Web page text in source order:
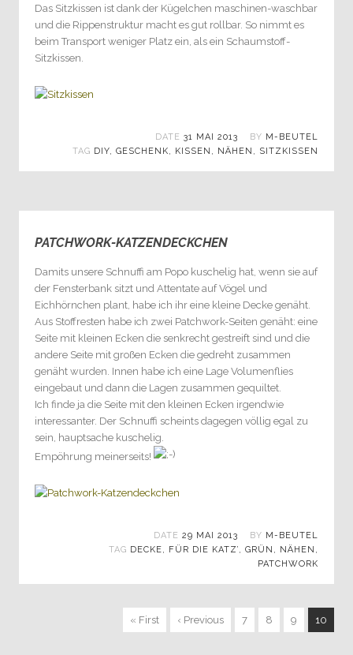
Das Sitzkissen ist dank der Kügelchen maschinen-waschbar
und die Rippenstruktur macht es gut rollbar. So nimmt es
beim Transport weniger Platz ein, als ein Schaumstoff-
Sitzkissen.
DATE 31 MAI 2013 BY M-BEUTEL
TAG DIY, GESCHENK, KISSEN , NÄHEN , SITZKISSEN
PATCHWORK-KATZENDECKCHEN
Damits unsere Schnuffi am Popo kuschelig hat, wenn sie auf
der Fensterbank sitzt und Attentate auf Vögel und
Eichhörnchen plant, habe ich ihr eine kleine Decke genäht.
Aus Stoffresten habe ich zwei Patchwork-Seiten genäht: eine
Seite mit kleinen Ecken die senkrecht gestreift sind und die
andere Seite mit großen Ecken die gedreht zusammen
genäht wurden. Innen habe ich eine Lage Volumenflies
eingebaut und dann die Lagen zusammen gequiltet.
Ich finde ja die Seite mit den kleinen Ecken irgendwie
interessanter. Der Schnuffi scheints dagegen völlig egal zu
sein, hauptsache kuschelig.
Empöhrung meinerseits!
DATE 29 MAI 2013 BY M-BEUTEL
TAG DECKE, FÜR DIE KATZ’, GRÜN , NÄHEN ,
PATCHWORK
« First ‹ Previous 7 8 9 10